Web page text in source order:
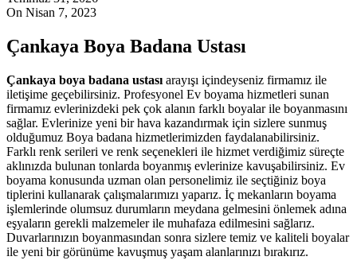
On Nisan 7, 2023
Çankaya Boya Badana Ustası
Çankaya boya badana ustası arayışı içindeyseniz firmamız ile
iletişime geçebilirsiniz. Profesyonel Ev boyama hizmetleri sunan
firmamız evlerinizdeki pek çok alanın farklı boyalar ile boyanmasını
sağlar. Evlerinize yeni bir hava kazandırmak için sizlere sunmuş
olduğumuz Boya badana hizmetlerimizden faydalanabilirsiniz.
Farklı renk serileri ve renk seçenekleri ile hizmet verdiğimiz süreçte
aklınızda bulunan tonlarda boyanmış evlerinize kavuşabilirsiniz. Ev
boyama konusunda uzman olan personelimiz ile seçtiğiniz boya
tiplerini kullanarak çalışmalarımızı yaparız. İç mekanların boyama
işlemlerinde olumsuz durumların meydana gelmesini önlemek adına
eşyaların gerekli malzemeler ile muhafaza edilmesini sağlarız.
Duvarlarınızın boyanmasından sonra sizlere temiz ve kaliteli boyalar
ile yeni bir görünüme kavuşmuş yaşam alanlarınızı bırakırız.